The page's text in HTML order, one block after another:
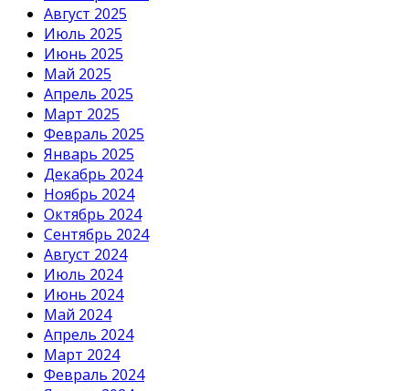
Август 2025
Июль 2025
Июнь 2025
Май 2025
Апрель 2025
Март 2025
Февраль 2025
Январь 2025
Декабрь 2024
Ноябрь 2024
Октябрь 2024
Сентябрь 2024
Август 2024
Июль 2024
Июнь 2024
Май 2024
Апрель 2024
Март 2024
Февраль 2024